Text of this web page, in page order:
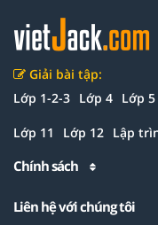
Giải bài tập:
Lớp 1-2-3 Lớp 4 Lớp 5
Lớp 11 Lớp 12 Lập
Chính sách
Liên hệ với chúng tôi